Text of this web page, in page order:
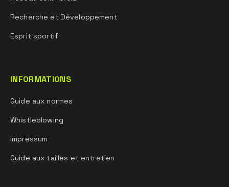
Recherche et Développement
Esprit sportif
INFORMATIONS
Guide aux normes
Whistleblowing
Impressum
Guide aux tailles et entretien